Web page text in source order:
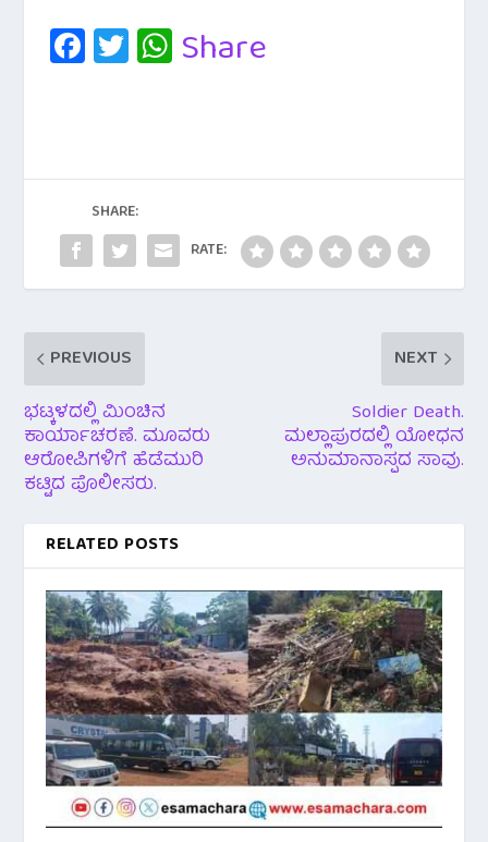
Fa
c
o
o
k
T
wi
W
A
p
p
Share
SHARE:
RATE:
PREVIOUS
ಭಟ್ಕಳದಲ್ಲಿ ಮಿಂಚಿನ
ಕಾರ್ಯಾಚರಣೆ. ಮೂವರು
ಆರೋಪಿಗಳಿಗೆ ಹೆಡೆಮುರಿ
ಕಟ್ಟಿದ ಪೊಲೀಸರು.
NEXT
Soldier Death.
ಮಲ್ಲಾಪುರದಲ್ಲಿ ಯೋಧನ
ಅನುಮಾನಾಸ್ಪದ ಸಾವು.
RELATED POSTS